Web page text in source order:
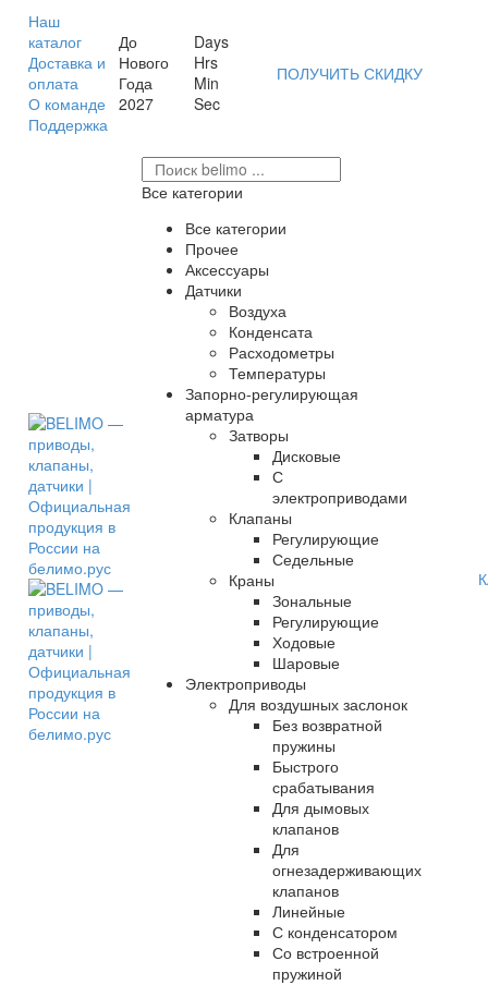
Наш
каталог
Доставка и
оплата
О команде
Поддержка
До
Нового
Года
2027
Days
Hrs
Min
Sec
ПОЛУЧИТЬ СКИДКУ
Все категории
Все категории
Прочее
Аксессуары
Датчики
Воздуха
Конденсата
Расходометры
Температуры
Запорно-регулирующая
арматура
Затворы
Дисковые
С
электроприводами
Клапаны
Регулирующие
Седельные
Краны
Зональные
Регулирующие
Ходовые
Шаровые
Электроприводы
Для воздушных заслонок
Без возвратной
пружины
Быстрого
срабатывания
Для дымовых
клапанов
Для
огнезадерживающих
клапанов
Линейные
С конденсатором
Со встроенной
пружиной